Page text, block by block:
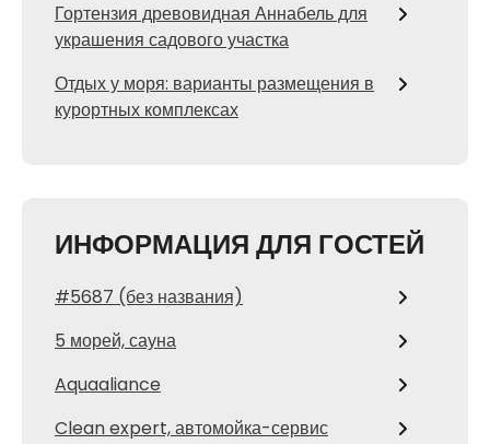
Гортензия древовидная Аннабель для
украшения садового участка
Отдых у моря: варианты размещения в
курортных комплексах
ИНФОРМАЦИЯ ДЛЯ ГОСТЕЙ
#5687 (без названия)
5 морей, сауна
Aquaaliance
Clean expert, автомойка-сервис